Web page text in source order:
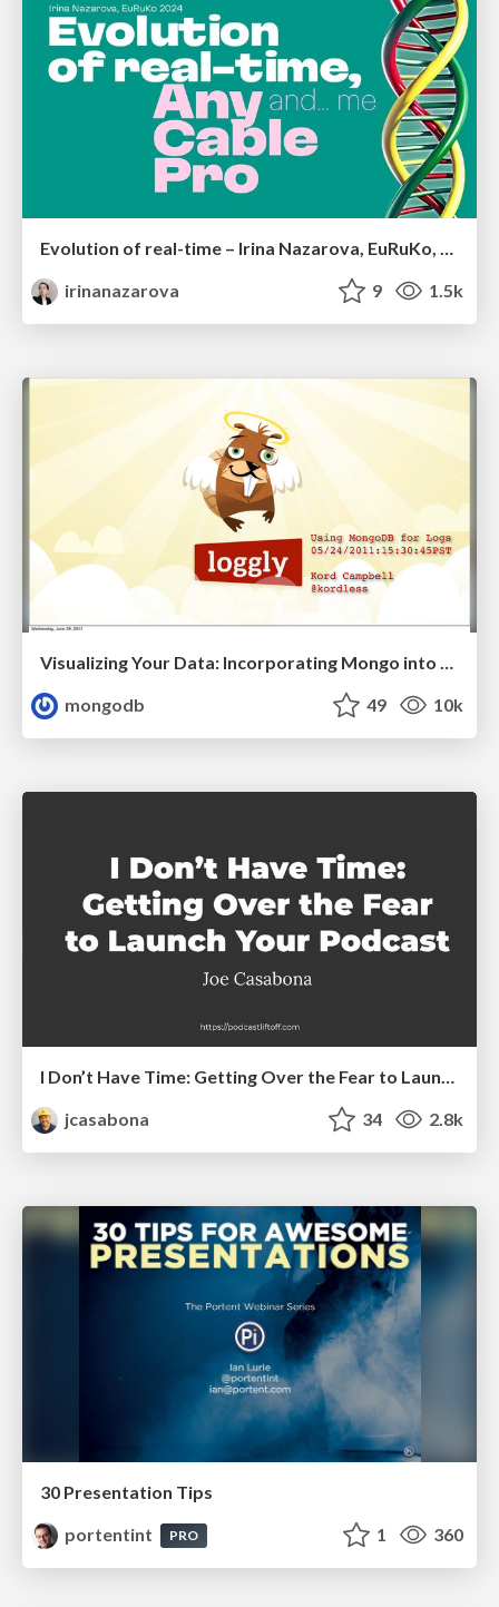
irinanazarova
9 1.5k
Visualizing Your Data: Incorporating Mongo into Loggly Infrastructure
mongodb
49 10k
I Don’t Have Time: Getting Over the Fear to Launch Your Podcast
jcasabona
34 2.8k
30 Presentation Tips
portentint
PRO 1 360